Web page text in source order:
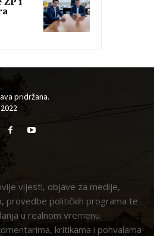
pridržana.
vijesti, objave za medije,
provedbe političkih programa te
u realnom vremenu.
kritikama i pohvalama